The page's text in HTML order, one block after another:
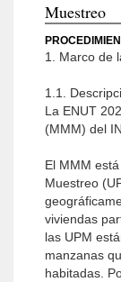
Muestreo
1. Marco de
1.1.
La ENUT
(MMM) del
El MMM
Muestreo
viviendas
las UPM
manzanas
habitadas.